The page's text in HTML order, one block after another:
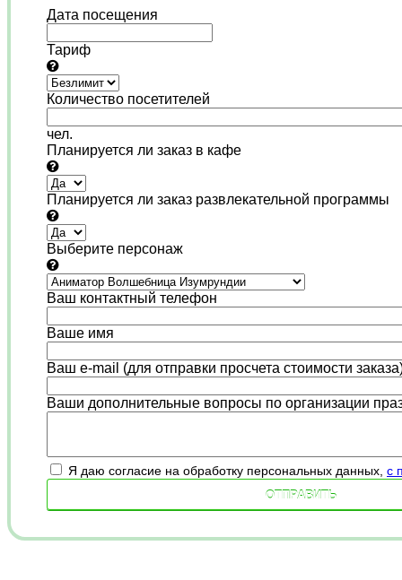
Дата посещения
Тариф
Количество посетителей
чел.
Планируется ли заказ в кафе
Планируется ли заказ развлекательной программы
Выберите персонаж
Ваш контактный телефон
Ваше имя
Ваш e-mail (для отправки просчета стоимости
Ваши дополнительные вопросы по организации
Я даю согласие на обработку персональных данных, c